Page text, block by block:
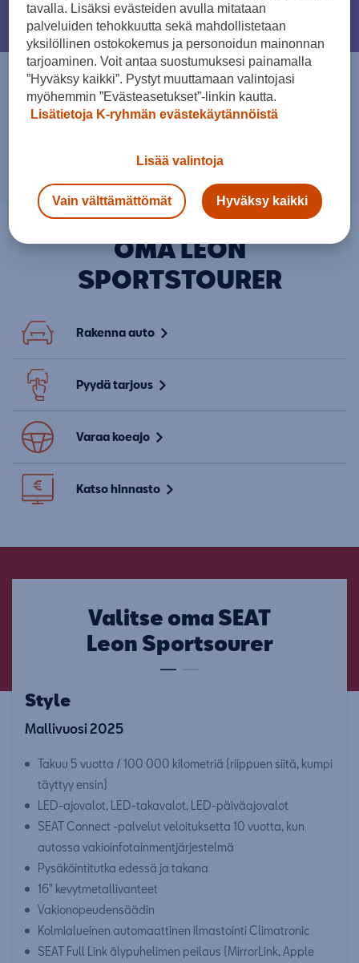
Tutustu ja ihastu
SEAT-myynti palvelee
Osta SEAT Leon
Sportstourer
OMA LEON
SPORTSTOURER
Rakenna auto
Pyydä tarjous
Varaa koeajo
Katso hinnasto
Valitse oma SEAT
Leon Sportsourer
Style
Mallivuosi 2025
Takuu 5 vuotta / 100 000 kilometriä (riippuen siitä, kumpi
täyttyy ensin)
LED-ajovalot, LED-takavalot, LED-päiväajovalot
SEAT Connect -palvelut veloituksetta 10 vuotta, kun
autossa vakioinfotainmentjärjestelmä
Pysäköintitutka edessä ja takana
16" kevytmetallivanteet
Vakionopeudensäädin
Kolmialueinen automaattinen ilmastointi Climatronic
SEAT Full Link älypuhelimen peilaus (MirrorLink, Apple
tavalla. Lisäksi evästeiden avulla mitataan
palveluiden tehokkuutta sekä mahdollistetaan
yksilöllinen ostokokemus ja personoidun mainonnan
tarjoaminen. Voit antaa suostumuksesi painamalla
”Hyväksy kaikki”. Pystyt muuttamaan valintojasi
myöhemmin ”Evästeasetukset”-linkin kautta.
Lisätietoja K-ryhmän evästekäytännöistä
Lisää valintoja
Vain välttämättömät Hyväksy kaikki